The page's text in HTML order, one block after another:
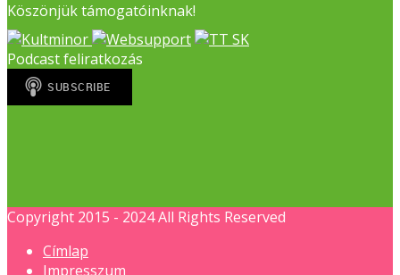
Köszönjük támogatóinknak!
Podcast feliratkozás
Copyright 2015 - 2024 All Rights Reserved
Címlap
Impresszum